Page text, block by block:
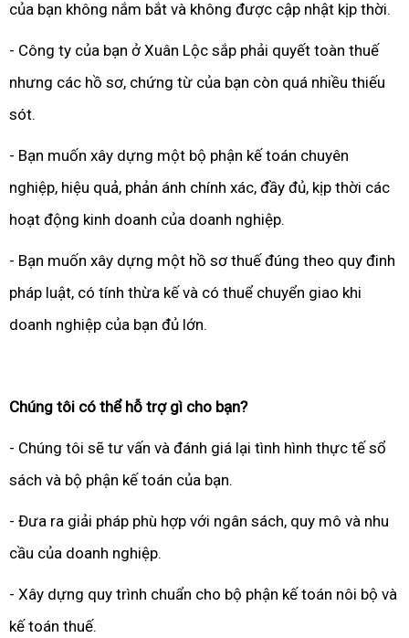
của bạn không nắm bắt và không được cập nhật kịp thời.
- Công ty của bạn ở Xuân Lộc sắp phải quyết toàn thuế
nhưng các hồ sơ, chứng từ của bạn còn quá nhiều thiếu
sót.
- Bạn muốn xây dựng một bộ phận kế toán chuyên
nghiệp, hiệu quả, phản ánh chính xác, đầy đủ, kịp thời các
hoạt động kinh doanh của doanh nghiệp.
- Bạn muốn xây dựng một hồ sơ thuế đúng theo quy đinh
pháp luật, có tính thừa kế và có thuể chuyển giao khi
doanh nghiệp của bạn đủ lớn.
Chúng tôi có thể hỗ trợ gì cho bạn?
- Chúng tôi sẽ tư vấn và đánh giá lại tình hình thực tế sổ
sách và bộ phận kế toán của bạn.
- Đưa ra giải pháp phù hợp với ngân sách, quy mô và nhu
cầu của doanh nghiệp.
- Xây dựng quy trình chuẩn cho bộ phận kế toán nôi bộ và
kế toán thuế.